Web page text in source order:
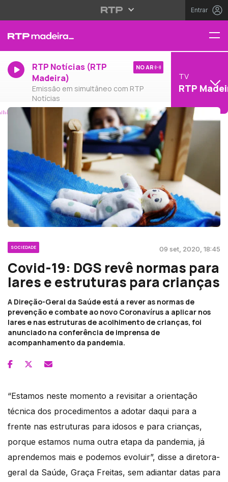
Entrar
RTP Notícias (RTP
Madeira)
Emissão em simultâneo com RTP
Notícias
NO AR
TV
RTP
SOCIEDADE 09 set, 2020, 18:45
Covid-19: DGS revê normas para
lares e estruturas para crianças
A Direção-Geral da Saúde está a rever as normas de
prevenção e combate ao novo Coronavírus a aplicar nos
lares e nas estruturas de acolhimento de crianças, foi
anunciado na conferência de imprensa de
acompanhamento da pandemia.
“Estamos neste momento a revisitar a orientação
técnica dos procedimentos a adotar daqui para a
frente nas estruturas para idosos e para crianças,
porque estamos numa outra etapa da pandemia, já
aprendemos mais e podemos evoluir”, disse a diretora-
geral da Saúde, Graça Freitas, sem adiantar datas para